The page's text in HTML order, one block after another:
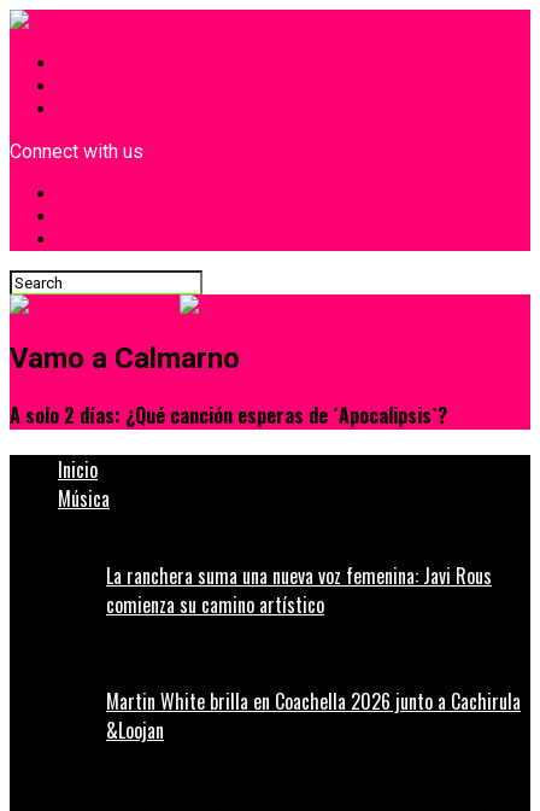
Connect with us
Vamo a Calmarno
A solo 2 días: ¿Qué canción esperas de ´Apocalipsis`?
Inicio
Música
La ranchera suma una nueva voz femenina: Javi Rous
comienza su camino artístico
Martin White brilla en Coachella 2026 junto a Cachirula
&Loojan